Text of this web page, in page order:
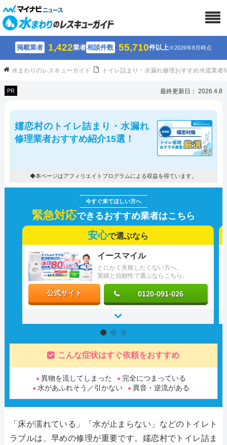
掲載業者 1,422業者相談件数 55,710件以上※2026年8月時点
水まわりのレスキューガイド トイレ詰まり・水漏れ修理おすすめ水道業
PR 最終更新日： 2026.4.8
嬬恋村のトイレ詰まり・水漏れ
修理業者おすすめ紹介15選！
◆本ページはアフィリエイトプログラムによる収益を得ています。
緊急対応できるおすすめ業者はこちら
安心で選ぶなら
とにかく失敗したくない方へ。
実績と信頼性で選ぶならこちら。
イースマイル
公式サイト 0120-091-026
こんな症状はすぐ依頼をおすすめ
異物を流してしまった
完全につまっている
水があふれそう／引かない
異音・逆流がある
「床が濡れている」「水が止まらない」などのトイレト
ラブルは、早めの修理が重要です。嬬恋村でトイレ詰ま